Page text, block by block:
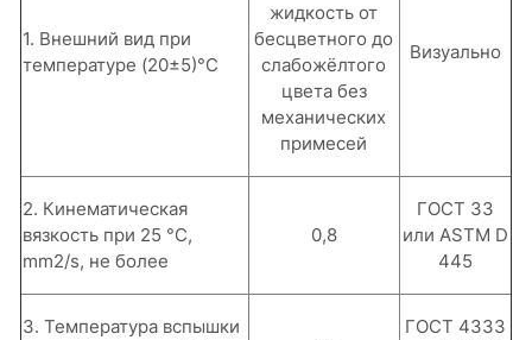
1. Внешний вид при
температуре (20±5)°С
жидкость от
бесцветного до
слабожёлтого
цвета без
механических
примесей
Визуально
2. Кинематическая
вязкость при 25 °С,
mm2/s, не более
0,8
ГОСТ 33
или ASTM D
445
3. Температура вспышки
ГОСТ 4333